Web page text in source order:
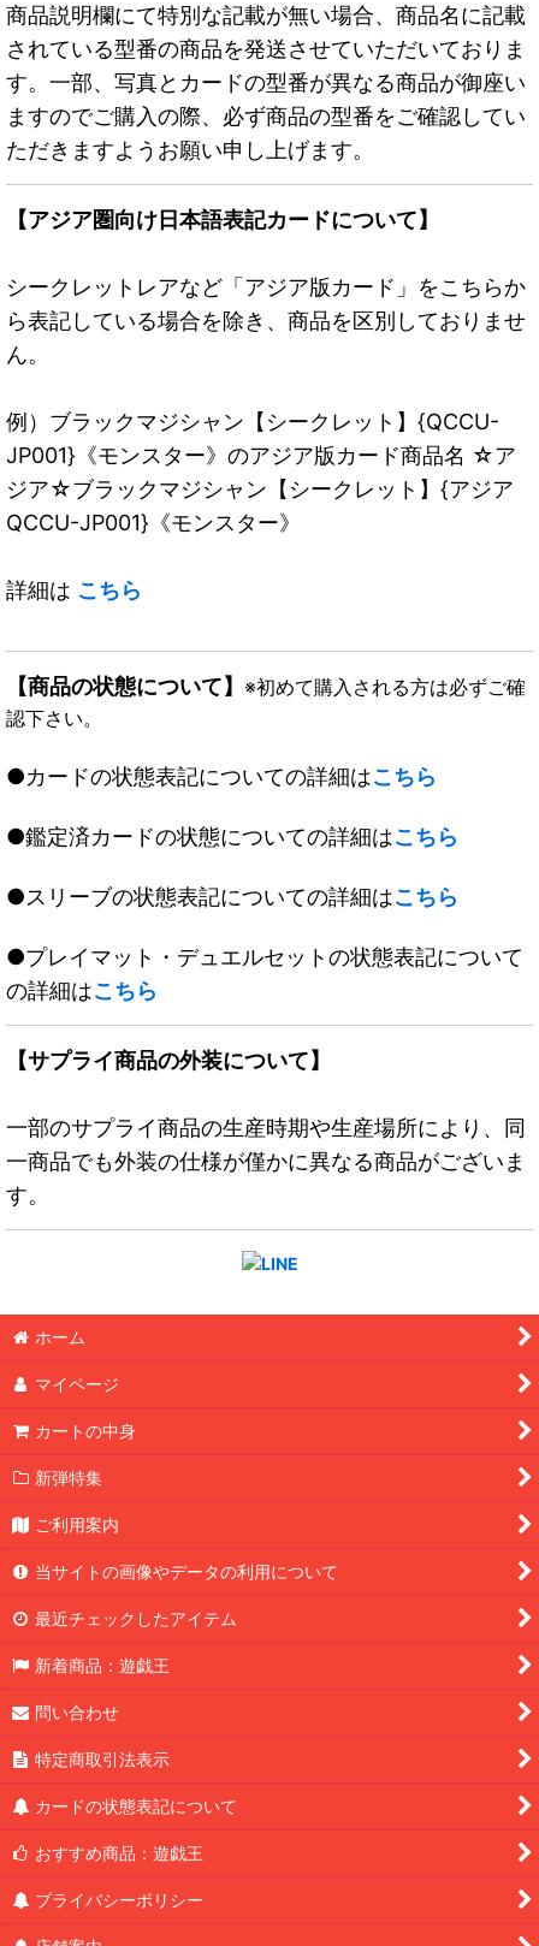
商品説明欄にて特別な記載が無い場合、商品名に記載
されている型番の商品を発送させていただいておりま
す。一部、写真とカードの型番が異なる商品が御座い
ますのでご購入の際、必ず商品の型番をご確認してい
ただきますようお願い申し上げます。
【アジア圏向け日本語表記カードについて】
シークレットレアなど「アジア版カード」をこちらか
ら表記している場合を除き、商品を区別しておりませ
ん。
例）ブラックマジシャン【シークレット】{QCCU-
JP001}《モンスター》のアジア版カード商品名 ☆ア
ジア☆ブラックマジシャン【シークレット】{アジア
QCCU-JP001}《モンスター》
詳細は こちら
【商品の状態について】 ※初めて購入される方は必ずご確
認下さい。
●カードの状態表記についての詳細はこちら
●鑑定済カードの状態についての詳細はこちら
●スリーブの状態表記についての詳細はこちら
●プレイマット・デュエルセットの状態表記について
の詳細はこちら
【サプライ商品の外装について】
一部のサプライ商品の生産時期や生産場所により、同
一商品でも外装の仕様が僅かに異なる商品がございま
す。
ホーム
マイページ
カートの中身
新弾特集
ご利用案内
当サイトの画像やデータの利用について
最近チェックしたアイテム
新着商品：遊戯王
問い合わせ
特定商取引法表示
カードの状態表記について
おすすめ商品：遊戯王
プライバシーポリシー